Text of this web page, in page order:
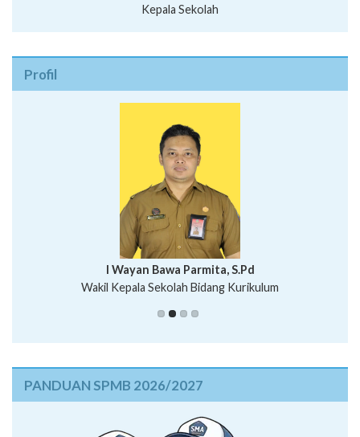
Kepala Sekolah
Profil
Putu Suhartana, S.Pd.
I Wayan Bawa Parmita, S.Pd
Wakil Kepala Sekolah Bidang Kurikulum
I Wayan Gede Aditya Pratita, S.Pd., M.Sn
Ni Wayan Nopi Sutantri, S.Pd.
PANDUAN SPMB 2026/2027